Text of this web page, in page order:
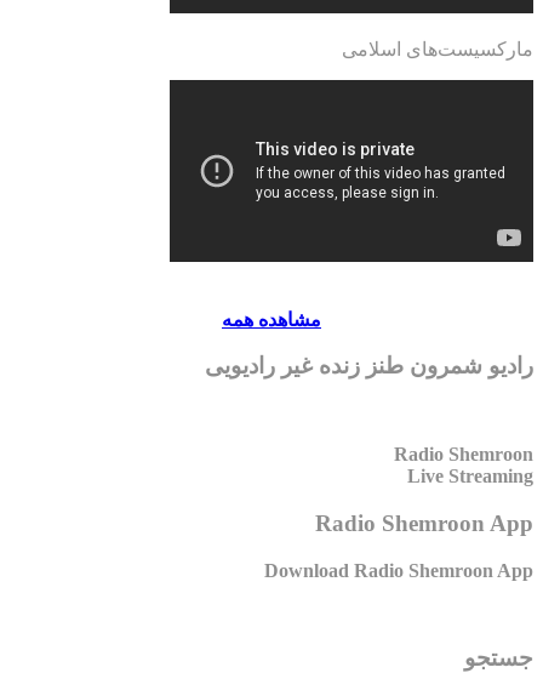
مارکسیست‌های اسلامی
مشاهده همه
رادیو شمرون طنز زنده غیر رادیویی
Radio Shemroon
Live Streaming
Radio Shemroon App
Download Radio Shemroon App
جستجو